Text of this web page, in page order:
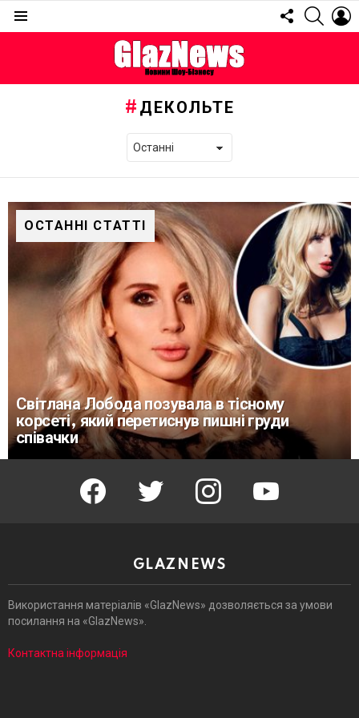
FOLLOW
US
ДЕКОЛЬТЕ
ОСТАННІ СТАТТІ
Світлана Лобода позувала в тісному
корсеті, який перетиснув пишні груди
співачки
facebook twitter instagram youtube
GLAZNEWS
Використання матеріалів «GlazNews» дозволяється за умови
посилання на «GlazNews».
Контактна інформація